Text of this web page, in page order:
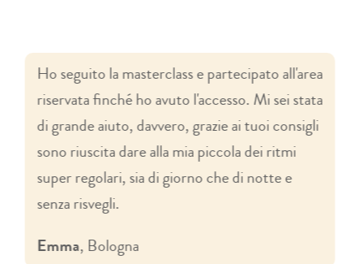
Ho seguito la masterclass e partecipato all'area
riservata finché ho avuto l'accesso. Mi sei stata
di grande aiuto, davvero, grazie ai tuoi consigli
sono riuscita dare alla mia piccola dei ritmi
super regolari, sia di giorno che di notte e
senza risvegli.
Emma, Bologna